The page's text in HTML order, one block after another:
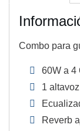
Combo para
60W a 4
1
Reverb